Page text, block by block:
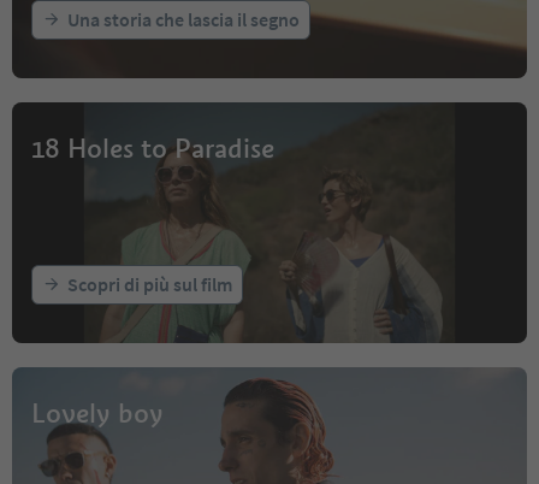
Una storia che lascia il segno
18 Holes to Paradise
Scopri di più sul film
Lovely boy